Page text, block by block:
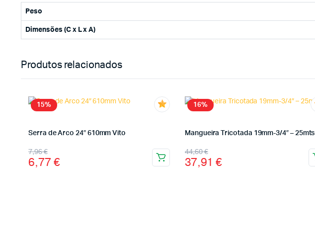
Peso
Dimensões (C x L x A)
Produtos relacionados
15%
Serra de Arco 24″ 610mm Vito
7,96€
6,77 €
16%
Mangueira Tricotada 19mm-3/4″ – 25mts
44,60€
37,91 €